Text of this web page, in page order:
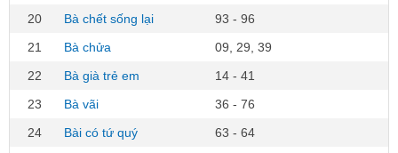
20
Bà chết sống lại
93 - 96
21
Bà chửa
09, 29, 39
22
Bà già trẻ em
14 - 41
23
Bà vãi
36 - 76
24
Bài có tứ quý
63 - 64